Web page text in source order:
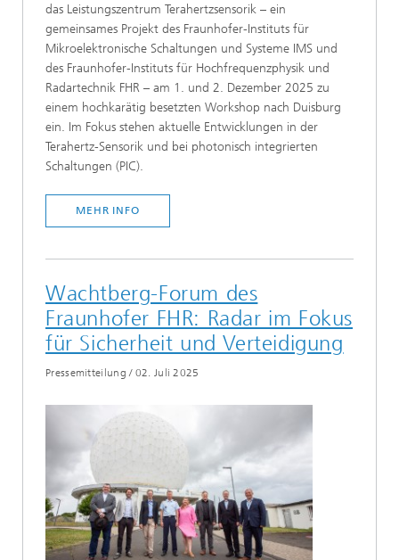
das Leistungszentrum Terahertzsensorik – ein
gemeinsames Projekt des Fraunhofer-Instituts für
Mikroelektronische Schaltungen und Systeme IMS und
des Fraunhofer-Instituts für Hochfrequenzphysik und
Radartechnik FHR – am 1. und 2. Dezember 2025 zu
einem hochkarätig besetzten Workshop nach Duisburg
ein. Im Fokus stehen aktuelle Entwicklungen in der
Terahertz-Sensorik und bei photonisch integrierten
Schaltungen (PIC).
MEHR INFO
Wachtberg-Forum des
Fraunhofer FHR: Radar im Fokus
für Sicherheit und Verteidigung
Pressemitteilung / 02. Juli 2025